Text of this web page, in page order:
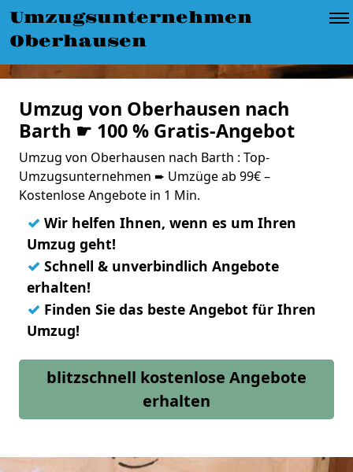
Umzugsunternehmen
Oberhausen
Umzug von Oberhausen nach
Barth ☛ 100 % Gratis-Angebot
Umzug von Oberhausen nach Barth : Top-
Umzugsunternehmen ➨ Umzüge ab 99€ –
Kostenlose Angebote in 1 Min.
✓ Wir helfen Ihnen, wenn es um Ihren
Umzug geht!
✓ Schnell & unverbindlich Angebote
erhalten!
✓ Finden Sie das beste Angebot für Ihren
Umzug!
blitzschnell kostenlose Angebote
erhalten